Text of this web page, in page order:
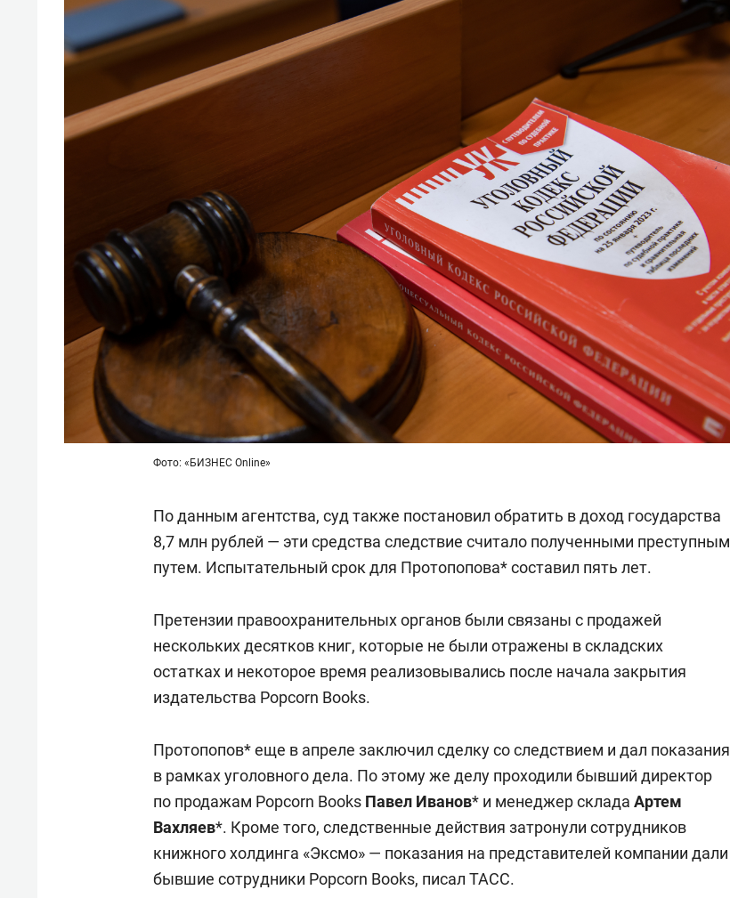
Фото: «БИЗНЕС Online»
По данным агентства, суд также постановил обратить в доход государства
8,7 млн рублей — эти средства следствие считало полученными преступным
путем. Испытательный срок для Протопопова* составил пять лет.
Претензии правоохранительных органов были связаны с продажей
нескольких десятков книг, которые не были отражены в складских
остатках и некоторое время реализовывались после начала закрытия
издательства Popcorn Books.
Протопопов* еще в апреле заключил сделку со следствием и дал показания
в рамках уголовного дела. По этому же делу проходили бывший директор
по продажам Popcorn Books Павел Иванов* и менеджер склада Артем
Вахляев*. Кроме того, следственные действия затронули сотрудников
книжного холдинга «Эксмо» — показания на представителей компании дали
бывшие сотрудники Popcorn Books, писал ТАСС.